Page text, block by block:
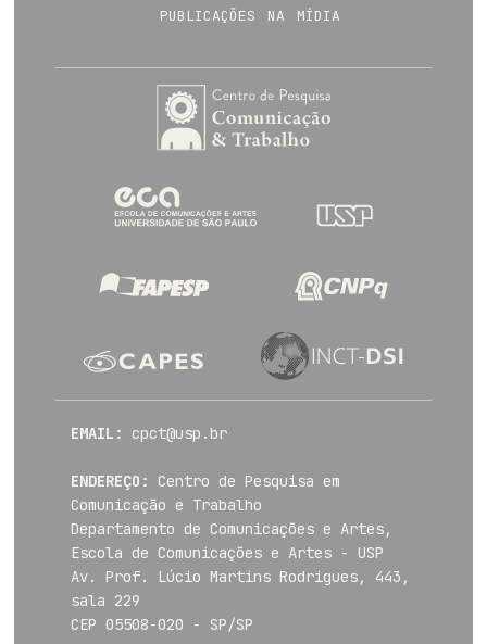
publicações na mídia
EMAIL: cpct@usp.br
ENDEREÇO:
Centro de Pesquisa em
Comunicação e Trabalho
Departamento de Comunicações e Artes,
Escola de Comunicações e Artes - USP
Av. Prof. Lúcio Martins Rodrigues, 443,
sala 229
CEP 05508-020 - SP/SP